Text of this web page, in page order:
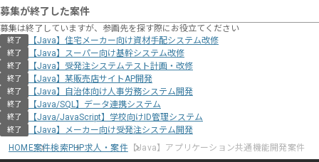
募集が終了した案件
募集は終了していますが、参画先を探す際にお役立てください
終了 【Java】住宅メーカー向け資材⼿配システム改修
終了 【Java】スーパー向け基幹システム改修
終了 【Java】受発注システムテスト計画・改修
終了 【Java】某販売店サイトAP開発
終了 【Java】自治体向け人事労務システム開発
終了 【Java/SQL】データ連携システム
終了 【Java/JavaScript】学校向けID管理システム
終了
【Java】メーカー向け受発注システム開発
HOME案件検索PHP求人・案件【Java】アプリケーション共通機能開発案件